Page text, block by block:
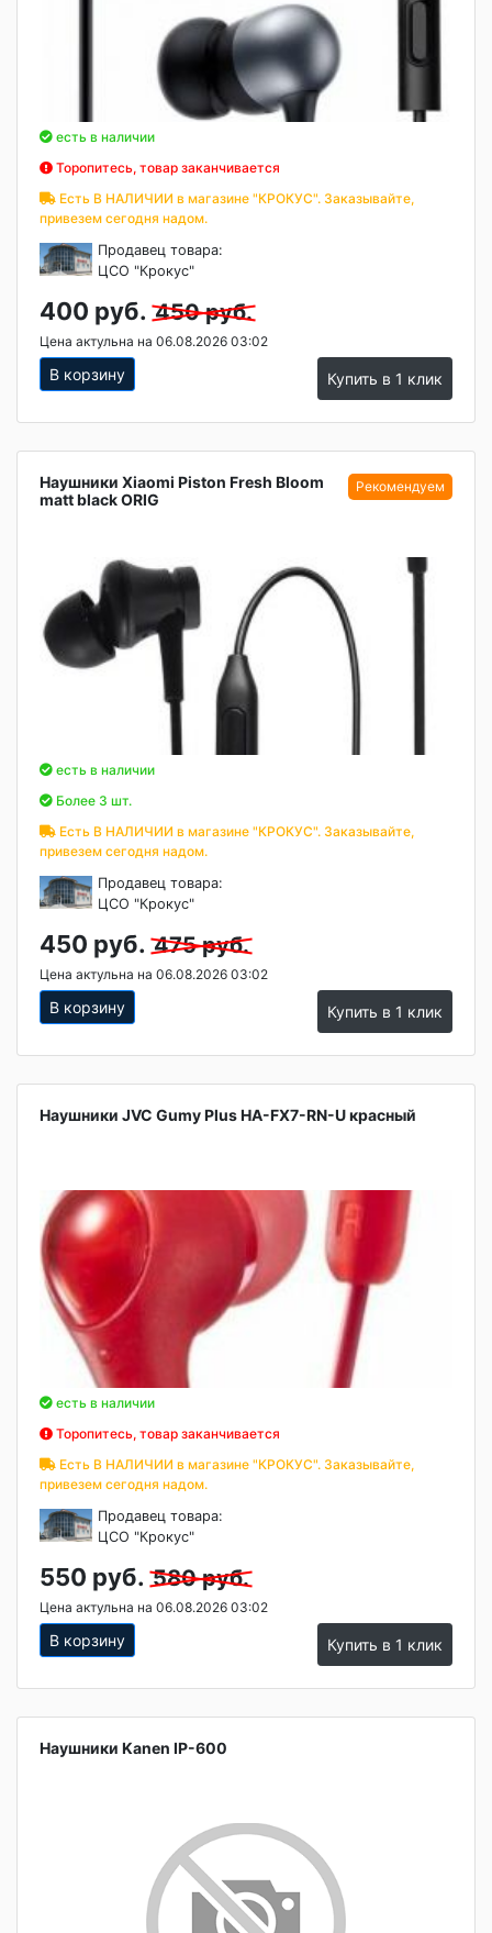
есть в наличии
Торопитесь, товар заканчивается
Есть В НАЛИЧИИ в магазине "КРОКУС". Заказывайте,
привезем сегодня надом.
Продавец товара:
ЦСО "Крокус"
400 руб. 450 руб.
Цена актульна на 06.08.2026 03:02
В корзину Купить в 1 клик
Наушники Xiaomi Piston Fresh Bloom
matt black ORIG
есть в наличии
Более 3 шт.
Есть В НАЛИЧИИ в магазине "КРОКУС". Заказывайте,
привезем сегодня надом.
Продавец товара:
ЦСО "Крокус"
450 руб. 475 руб.
Цена актульна на 06.08.2026 03:02
В корзину Купить в 1 клик
Наушники JVC Gumy Plus HA-FX7-RN-U красный
есть в наличии
Торопитесь, товар заканчивается
Есть В НАЛИЧИИ в магазине "КРОКУС". Заказывайте,
привезем сегодня надом.
Продавец товара:
ЦСО "Крокус"
550 руб. 580 руб.
Цена актульна на 06.08.2026 03:02
В корзину Купить в 1 клик
Наушники Kanen IP-600